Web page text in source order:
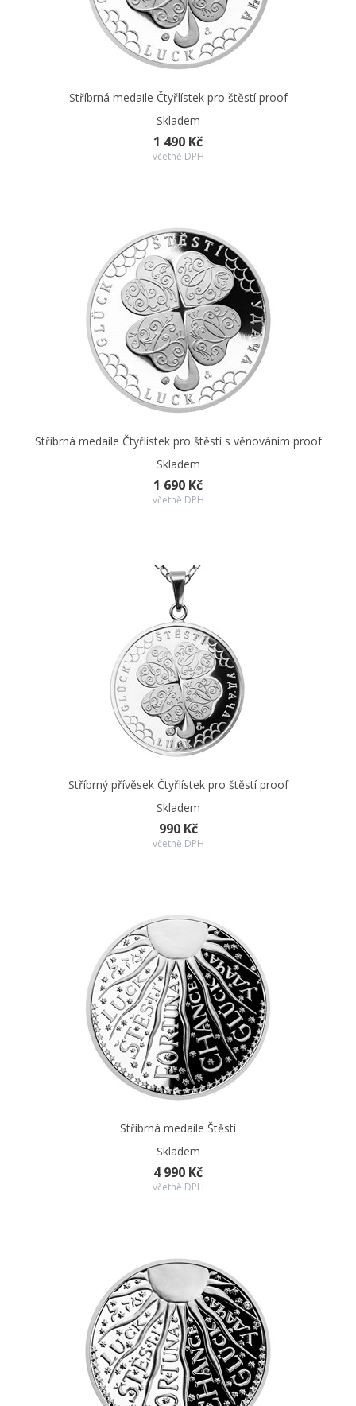
Stříbrná medaile Čtyřlístek pro štěstí proof
Skladem
1 490 Kč
včetně DPH
Stříbrná medaile Čtyřlístek pro štěstí s věnováním proof
Skladem
1 690 Kč
včetně DPH
Stříbrný přívěsek Čtyřlístek pro štěstí proof
Skladem
990 Kč
včetně DPH
Stříbrná medaile Štěstí
Skladem
4 990 Kč
včetně DPH